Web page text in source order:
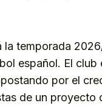
la temporada
español. El club
por el
de un proyecto